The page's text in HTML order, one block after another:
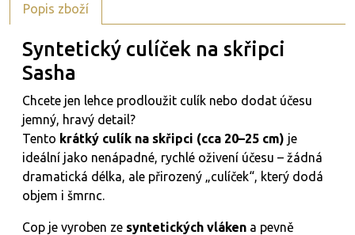
Popis zboží
Syntetický culíček na skřipci
Sasha
Chcete jen lehce prodloužit culík nebo dodat účesu
jemný, hravý detail?
Tento krátký culík na skřipci (cca 20–25 cm) je
ideální jako nenápadné, rychlé oživení účesu – žádná
dramatická délka, ale přirozený „culíček“, který dodá
objem i šmrnc.
Cop je vyroben ze syntetických vláken a pevně